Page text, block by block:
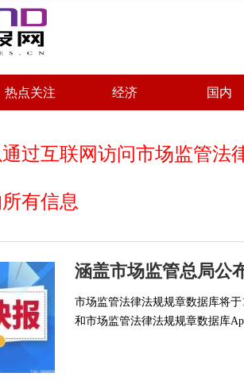
热点关注 经济 国内
过互联网访问市场监管法
有信息
市场监管法律法规规章数据库将
和市场监管法律法规规章数据库